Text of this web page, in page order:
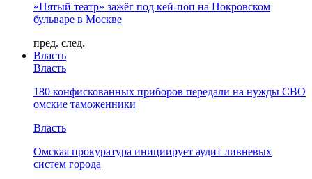
«Пятый театр» зажёг под кей-поп на Покровском
бульваре в Москве
пред. след.
Власть
Власть
180 конфискованных приборов передали на нужды СВО
омские таможенники
Власть
Омская прокуратура инициирует аудит ливневых
систем города